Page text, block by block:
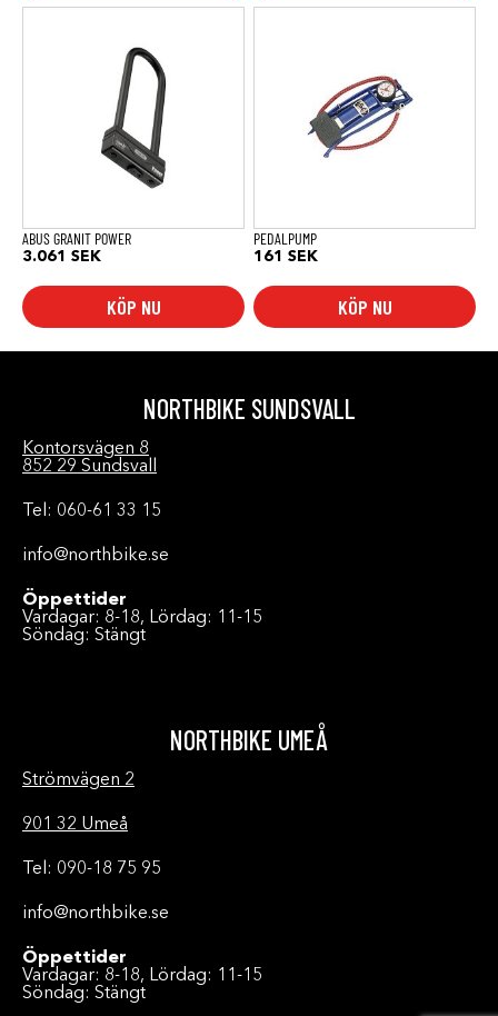
ABUS GRANIT POWER
3.061 SEK
KÖP NU
PEDALPUMP
161 SEK
KÖP NU
NORTHBIKE SUNDSVALL
Kontorsvägen 8
852 29 Sundsvall
Tel: 060-61 33 15
info@northbike.se
Öppettider
Vardagar: 8-18, Lördag: 11-15
Söndag: Stängt
NORTHBIKE UMEÅ
Strömvägen 2
901 32 Umeå
Tel: 090-18 75 95
info@northbike.se
Öppettider
Vardagar: 8-18, Lördag: 11-15
Söndag: Stängt